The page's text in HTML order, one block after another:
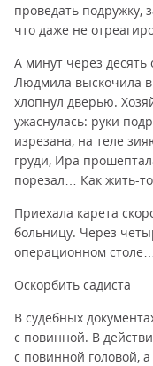
проведать подружку,
что даже не
А минут через
Людмила выскочила в
хлопнул дверью.
ужаснулась: руки
изрезана, на теле
груди, Ира
порезал… Как жить-
Приехала карета
больницу. Через
операционном столе…
Оскорбить садиста
В судебных
с повинной. В
с повинной головой,